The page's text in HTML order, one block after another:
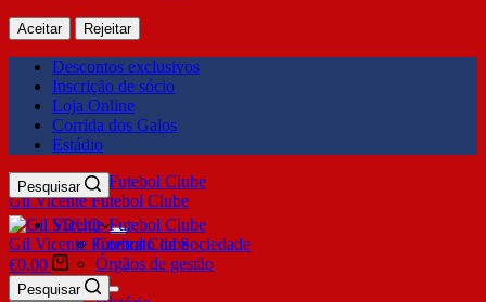
Aceitar Rejeitar
Descontos exclusivos
Inscrição de sócio
Loja Online
Corrida dos Galos
Estádio
Gil Vicente Futebol Clube
Pesquisar
SDUQ
Contrato de Sociedade
Órgãos de gestão
Clube
Gil Vicente Futebol Clube
€0,00
Pesquisar